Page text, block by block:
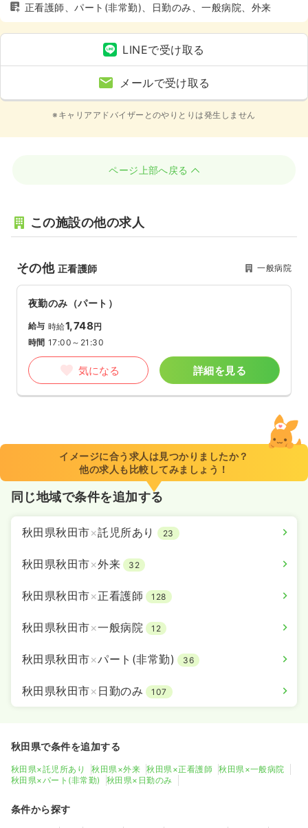
正看護師、パート(非常勤)、日勤のみ、一般病院、外来
LINEで受け取る
メールで受け取る
※キャリアアドバイザーとのやりとりは発生しません
ページ上部へ戻る
この施設の他の求人
その他 正看護師 一般病院
夜勤のみ（パート）
給与 時給1,748円
時間 17:00～21:30
気になる 詳細を見る
イメージに合う求人は見つかりましたか？
他の求人も比較してみましょう！
同じ地域で条件を追加する
秋田県秋田市×託児所あり 23
秋田県秋田市×外来 32
秋田県秋田市×正看護師 128
秋田県秋田市×一般病院 12
秋田県秋田市×パート(非常勤) 36
秋田県秋田市× 日勤のみ 107
秋田県で条件を追加する
秋田県×託児所あり 秋田県×外来 秋田県×正看護師
秋田県×一般病院
秋田県×パート(非常勤)
秋田県×日勤のみ
条件から探す